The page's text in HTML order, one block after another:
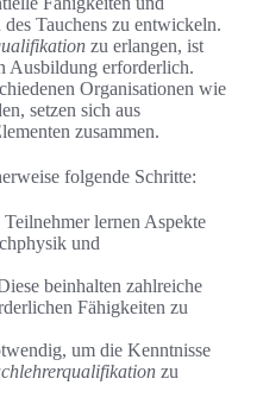
Tauchens zu entwickeln.
zu erlangen, ist
Ausbildung erforderlich.
Organisationen wie
setzen sich aus
zusammen.
folgende Schritte:
lernen Aspekte
und
beinhalten zahlreiche
Fähigkeiten zu
um die Kenntnisse
zu